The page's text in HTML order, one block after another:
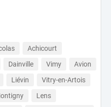
Achicourt
Dainville Vimy
Avion
Liévin
Vitry-en-Artois
Lens